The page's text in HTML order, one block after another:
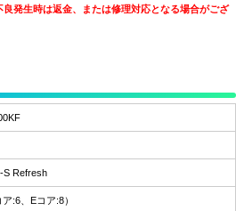
発生時は返金、または修理対応となる場合がござ
S Refresh
:6、Eコア:8）